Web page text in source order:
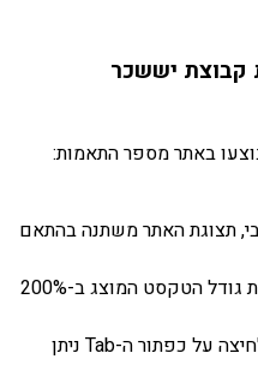
קבוצת יששכר
באתר מספר התאמות:
תצוגת האתר משתנה בהתאם
• שינוי גודל טקסט – ניתן להגדיל את גודל הטקסט המוצג ב-200%
• ניווט באמצעות מקלדת – על ידי לחיצה על כפתור ה-Tab ניתן